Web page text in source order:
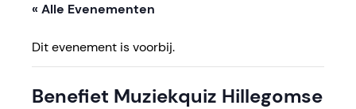
« Alle Evenementen
Dit evenement is voorbij.
Benefiet Muziekquiz Hillegomse